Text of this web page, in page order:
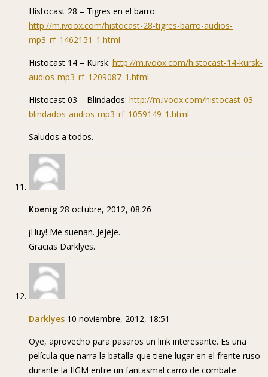
Histocast 28 – Tigres en el barro:
http://m.ivoox.com/histocast-28-tigres-barro-audios-
mp3_rf_1462151_1.html
Histocast 14 – Kursk: http://m.ivoox.com/histocast-14-kursk-
audios-mp3_rf_1209087_1.html
Histocast 03 – Blindados: http://m.ivoox.com/histocast-03-
blindados-audios-mp3_rf_1059149_1.html
Saludos a todos.
Koenig 28 octubre, 2012, 08:26
¡Huy! Me suenan. Jejeje.
Gracias Darklyes.
Darklyes 10 noviembre, 2012, 18:51
Oye, aprovecho para pasaros un link interesante. Es una
película que narra la batalla que tiene lugar en el frente ruso
durante la IIGM entre un fantasmal carro de combate